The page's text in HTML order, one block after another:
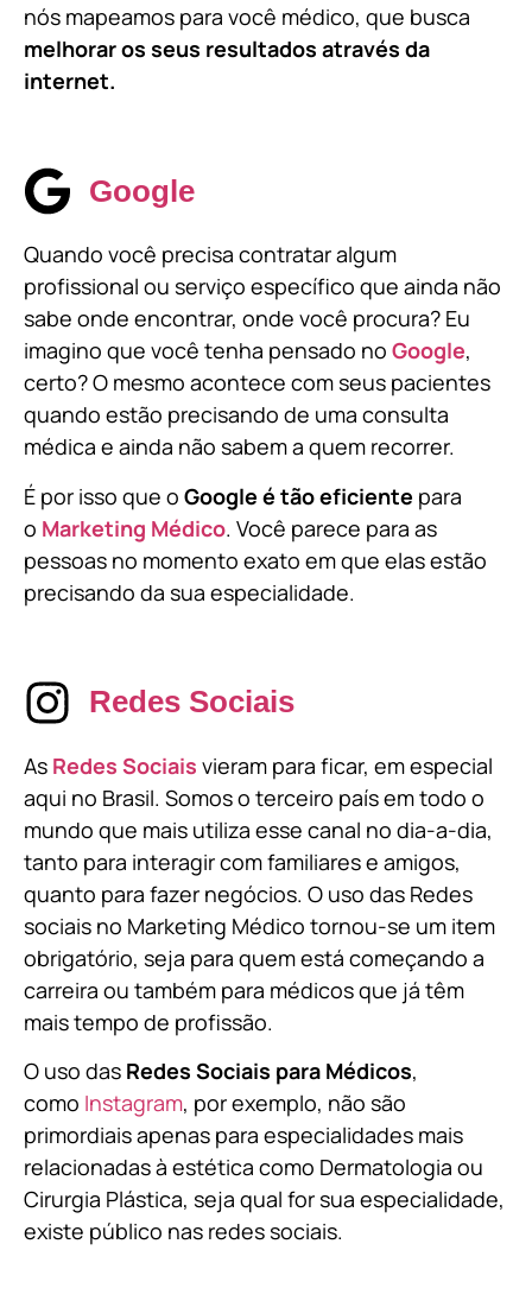
nós mapeamos para você médico, que busca
melhorar os seus resultados através da
internet.
Google
Quando você precisa contratar algum
profissional ou serviço específico que ainda não
sabe onde encontrar, onde você procura? Eu
imagino que você tenha pensado no Google,
certo? O mesmo acontece com seus pacientes
quando estão precisando de uma consulta
médica e ainda não sabem a quem recorrer.
É por isso que o Google é tão eficiente para
o Marketing Médico. Você parece para as
pessoas no momento exato em que elas estão
precisando da sua especialidade.
Redes Sociais
As Redes Sociais vieram para ficar, em especial
aqui no Brasil. Somos o terceiro país em todo o
mundo que mais utiliza esse canal no dia-a-dia,
tanto para interagir com familiares e amigos,
quanto para fazer negócios. O uso das Redes
sociais no Marketing Médico tornou-se um item
obrigatório, seja para quem está começando a
carreira ou também para médicos que já têm
mais tempo de profissão.
O uso das Redes Sociais para Médicos,
como Instagram, por exemplo, não são
primordiais apenas para especialidades mais
relacionadas à estética como Dermatologia ou
Cirurgia Plástica, seja qual for sua especialidade,
existe público nas redes sociais.